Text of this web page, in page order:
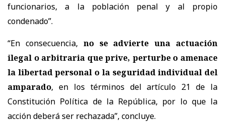
funcionarios, a la población penal y al propio
condenado”.
“En consecuencia, no se advierte una actuación
ilegal o arbitraria que prive, perturbe o amenace
la libertad personal o la seguridad individual del
amparado, en los términos del artículo 21 de la
Constitución Política de la República, por lo que la
acción deberá ser rechazada”, concluye.